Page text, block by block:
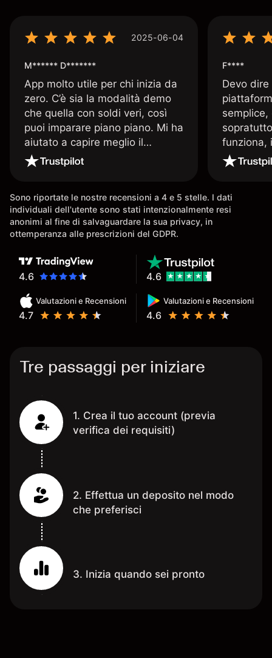
2025-06-04
M****** D*******
App molto utile per chi inizia da
zero. C’è sia la modalità demo
che quella con soldi veri, così
puoi imparare piano piano. Mi ha
aiutato a capire meglio il
trading. La consiglio a chi parte
senza esperienza.
F****
Devo
funziona,
Davide e'
spiega
Sono riportate le nostre recensioni a 4 e 5 stelle. I dati
individuali dell'utente sono stati intenzionalmente resi
anonimi al fine di salvaguardare la sua privacy, in
ottemperanza alle prescrizioni del GDPR.
4.6
Valutazioni e Recensioni
4.7
Valutazioni e Recensioni
4.6
4.6
Tre passaggi per iniziare
1. Crea il tuo account (previa
verifica dei requisiti)
2. Effettua un deposito nel modo
che preferisci
3. Inizia quando sei pronto